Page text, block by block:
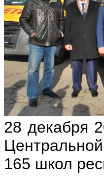
28 декабря
165 школ